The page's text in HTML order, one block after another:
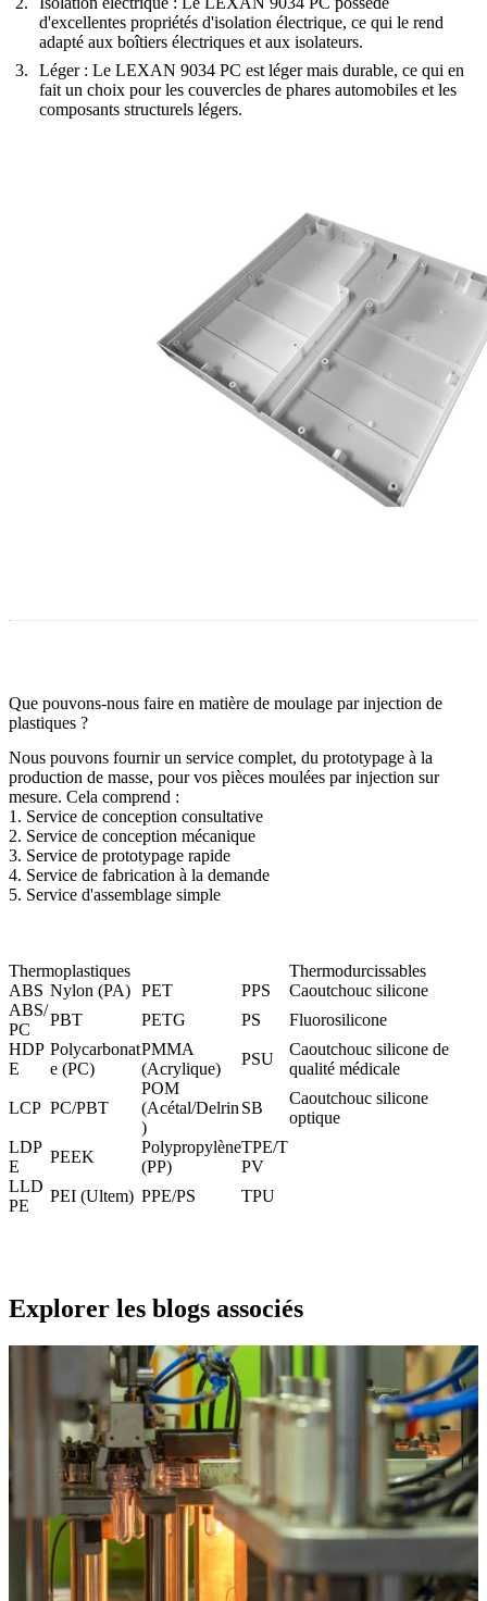
d'excellentes propriétés d'isolation électrique, ce qui le rend
adapté aux boîtiers électriques et aux isolateurs.
Léger: Le LEXAN 9034 PC est léger mais durable, ce qui en
fait un choix pour les couvercles de phares automobiles et les
composants structurels légers.
Que pouvons-nous faire en matière de moulage par injection de
plastiques ?
Nous pouvons fournir un service complet, du prototypage à la
production de masse, pour vos pièces moulées par injection sur
mesure. Cela comprend :
1. Service de conception consultative
2. Service de conception mécanique
3. Service de prototypage rapide
4. Service de fabrication à la demande
5. Service d'assemblage simple
Thermoplastiques
Thermodurcissables
ABS Nylon (PA) PET PPS
Caoutchouc silicone
ABS/
PC
PBT PETG PS
Fluorosilicone
HDP
E
Polycarbonat
e (PC)
PMMA
(Acrylique)
PSU
Caoutchouc silicone de
qualité médicale
LCP PC/PBT
POM
(Acétal/Delrin
)
SB
Caoutchouc silicone
optique
LDP
E
PEEK
Polypropylène
(PP)
TPE/T
PV
LLD
PE
PEI (Ultem) PPE/PS TPU
Explorer les blogs associés